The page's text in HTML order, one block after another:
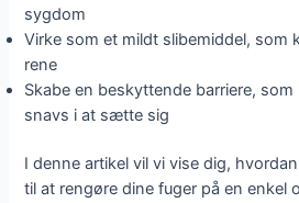
sygdom
Virke som et mildt slibemiddel, som
rene
Skabe en beskyttende barriere,
snavs i at sætte sig
I denne artikel vil vi vise dig,
til at rengøre dine fuger på en enkel